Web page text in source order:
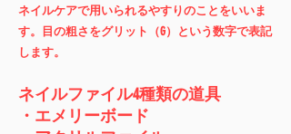
ネイルケアで用いられるやすりのことをいいま
す。目の粗さをグリット（G）という数字で表記
します。
ネイルファイル4種類の道具
・エメリーボード